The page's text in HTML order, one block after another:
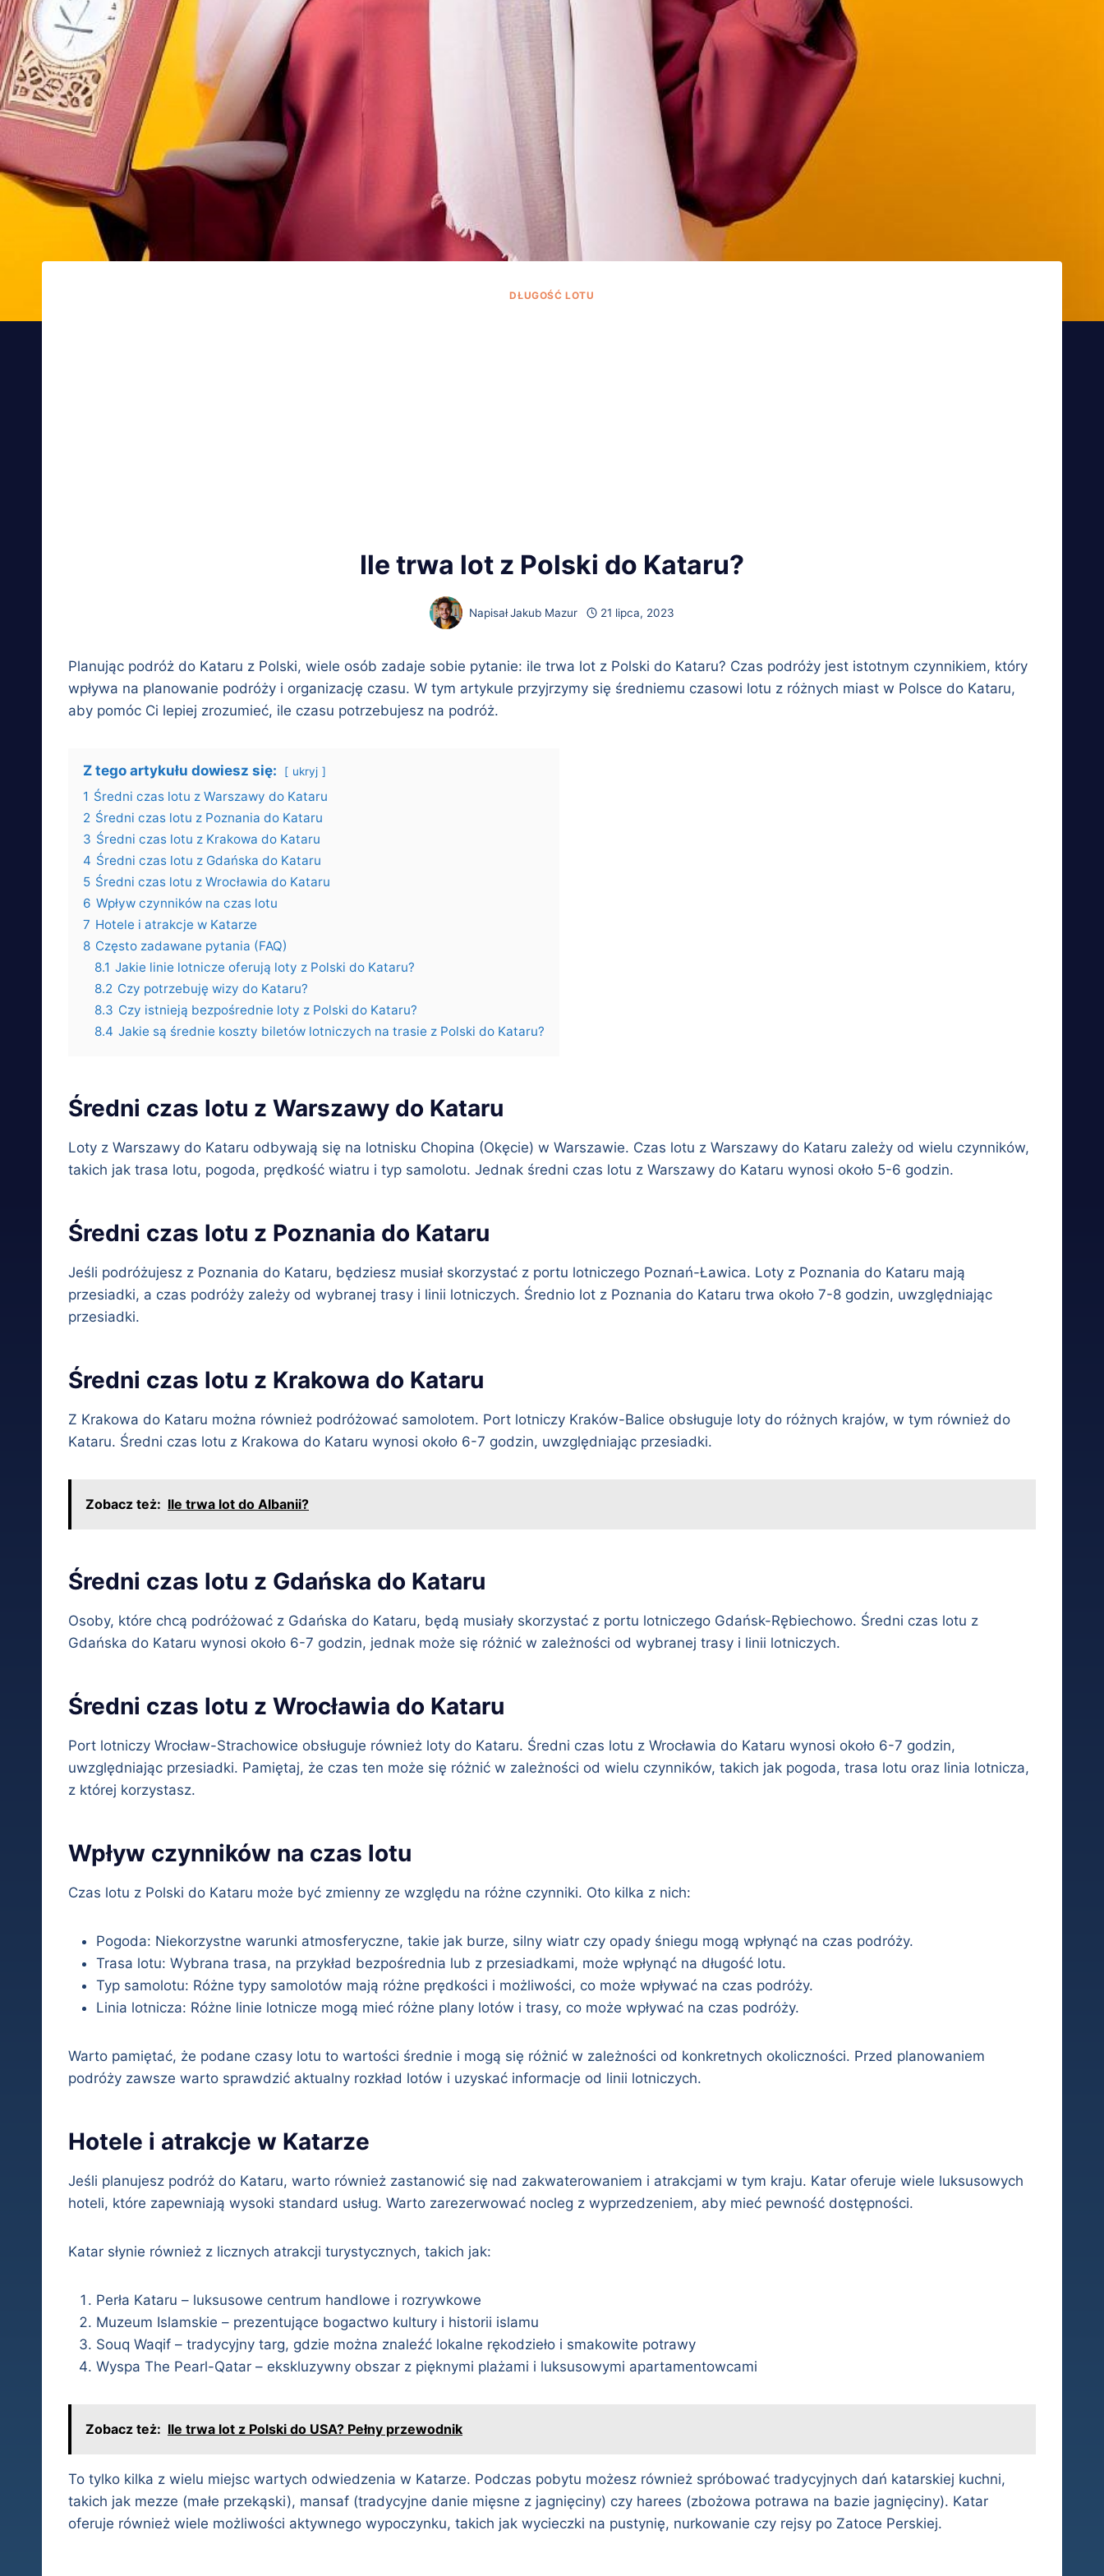
DŁUGOŚĆ LOTU
Ile trwa lot z Polski do Kataru?
Napisał Jakub Mazur 21 lipca, 2023
Planując podróż do Kataru z Polski, wiele osób zadaje sobie pytanie: ile trwa lot z Polski do Kataru? Czas podróży jest istotnym czynnikiem, który
wpływa na planowanie podróży i organizację czasu. W tym artykule przyjrzymy się średniemu czasowi lotu z różnych miast w Polsce do Kataru,
aby pomóc Ci lepiej zrozumieć, ile czasu potrzebujesz na podróż.
Z tego artykułu dowiesz się: ukryj
1 Średni czas lotu z Warszawy do Kataru
2 Średni czas lotu z Poznania do Kataru
3 Średni czas lotu z Krakowa do Kataru
4 Średni czas lotu z Gdańska do Kataru
5 Średni czas lotu z Wrocławia do Kataru
6 Wpływ czynników na czas lotu
7 Hotele i atrakcje w Katarze
8 Często zadawane pytania (FAQ)
8.1 Jakie linie lotnicze oferują loty z Polski do Kataru?
8.2 Czy potrzebuję wizy do Kataru?
8.3 Czy istnieją bezpośrednie loty z Polski do Kataru?
8.4 Jakie są średnie koszty biletów lotniczych na trasie z Polski do Kataru?
Średni czas lotu z Warszawy do Kataru
Loty z Warszawy do Kataru odbywają się na lotnisku Chopina (Okęcie) w Warszawie. Czas lotu z Warszawy do Kataru zależy od wielu czynników,
takich jak trasa lotu, pogoda, prędkość wiatru i typ samolotu. Jednak średni czas lotu z Warszawy do Kataru wynosi około 5-6 godzin.
Średni czas lotu z Poznania do Kataru
Jeśli podróżujesz z Poznania do Kataru, będziesz musiał skorzystać z portu lotniczego Poznań-Ławica. Loty z Poznania do Kataru mają
przesiadki, a czas podróży zależy od wybranej trasy i linii lotniczych. Średnio lot z Poznania do Kataru trwa około 7-8 godzin, uwzględniając
przesiadki.
Średni czas lotu z Krakowa do Kataru
Z Krakowa do Kataru można również podróżować samolotem. Port lotniczy Kraków-Balice obsługuje loty do różnych krajów, w tym również do
Kataru. Średni czas lotu z Krakowa do Kataru wynosi około 6-7 godzin, uwzględniając przesiadki.
Zobacz też: Ile trwa lot do Albanii?
Średni czas lotu z Gdańska do Kataru
Osoby, które chcą podróżować z Gdańska do Kataru, będą musiały skorzystać z portu lotniczego Gdańsk-Rębiechowo. Średni czas lotu z
Gdańska do Kataru wynosi około 6-7 godzin, jednak może się różnić w zależności od wybranej trasy i linii lotniczych.
Średni czas lotu z Wrocławia do Kataru
Port lotniczy Wrocław-Strachowice obsługuje również loty do Kataru. Średni czas lotu z Wrocławia do Kataru wynosi około 6-7 godzin,
uwzględniając przesiadki. Pamiętaj, że czas ten może się różnić w zależności od wielu czynników, takich jak pogoda, trasa lotu oraz linia lotnicza,
z której korzystasz.
Wpływ czynników na czas lotu
Czas lotu z Polski do Kataru może być zmienny ze względu na różne czynniki. Oto kilka z nich:
Pogoda: Niekorzystne warunki atmosferyczne, takie jak burze, silny wiatr czy opady śniegu mogą wpłynąć na czas podróży.
Trasa lotu: Wybrana trasa, na przykład bezpośrednia lub z przesiadkami, może wpłynąć na długość lotu.
Typ samolotu: Różne typy samolotów mają różne prędkości i możliwości, co może wpływać na czas podróży.
Linia lotnicza: Różne linie lotnicze mogą mieć różne plany lotów i trasy, co może wpływać na czas podróży.
Warto pamiętać, że podane czasy lotu to wartości średnie i mogą się różnić w zależności od konkretnych okoliczności. Przed planowaniem
podróży zawsze warto sprawdzić aktualny rozkład lotów i uzyskać informacje od linii lotniczych.
Hotele i atrakcje w Katarze
Jeśli planujesz podróż do Kataru, warto również zastanowić się nad zakwaterowaniem i atrakcjami w tym kraju. Katar oferuje wiele luksusowych
hoteli, które zapewniają wysoki standard usług. Warto zarezerwować nocleg z wyprzedzeniem, aby mieć pewność dostępności.
Katar słynie również z licznych atrakcji turystycznych, takich jak:
Perła Kataru – luksusowe centrum handlowe i rozrywkowe
Muzeum Islamskie – prezentujące bogactwo kultury i historii islamu
Souq Waqif – tradycyjny targ, gdzie można znaleźć lokalne rękodzieło i smakowite potrawy
Wyspa The Pearl-Qatar – ekskluzywny obszar z pięknymi plażami i luksusowymi apartamentowcami
Zobacz też: Ile trwa lot z Polski do USA? Pełny przewodnik
To tylko kilka z wielu miejsc wartych odwiedzenia w Katarze. Podczas pobytu możesz również spróbować tradycyjnych dań katarskiej kuchni,
takich jak mezze (małe przekąski), mansaf (tradycyjne danie mięsne z jagnięciny) czy harees (zbożowa potrawa na bazie jagnięciny). Katar
oferuje również wiele możliwości aktywnego wypoczynku, takich jak wycieczki na pustynię, nurkowanie czy rejsy po Zatoce Perskiej.